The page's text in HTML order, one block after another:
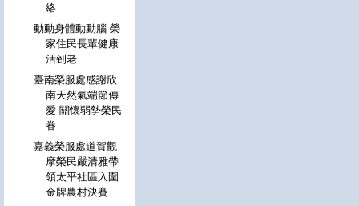
絡
動動身體動動腦 榮
家住民長輩健康
活到老
臺南榮服處感謝欣
南天然氣端節傳
愛 關懷弱勢榮民
眷
嘉義榮服處道賀觀
摩榮民嚴清雅帶
領太平社區入圍
金牌農村決賽